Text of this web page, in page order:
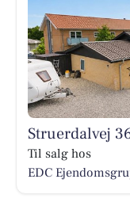
Struerdalvej
Til salg hos
EDC